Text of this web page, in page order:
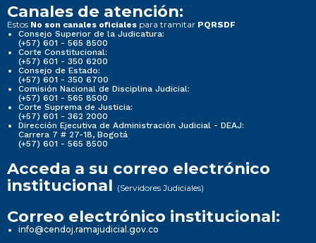
Canales de atención:
Estos No son canales oficiales para tramitar PQRSDF
Consejo Superior de la Judicatura:
(+57) 601 - 565 8500
Corte Constitucional:
(+57) 601 - 350 6200
Consejo de Estado:
(+57) 601 - 350 6700
Comisión Nacional de Disciplina Judicial:
(+57) 601 - 565 8500
Corte Suprema de Justicia:
(+57) 601 - 362 2000
Dirección Ejecutiva de Administración Judicial - DEAJ:
Carrera 7 # 27-18, Bogotá
(+57) 601 - 565 8500
Acceda a su correo electrónico
institucional (Servidores Judiciales)
Correo electrónico institucional:
info@cendoj.ramajudicial.gov.co